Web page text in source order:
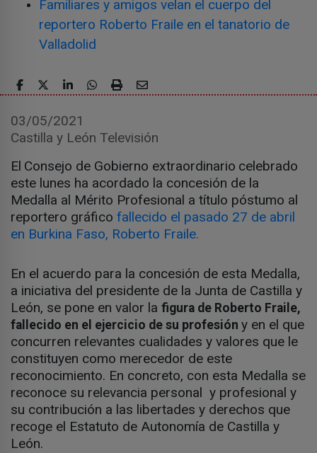
Familiares y amigos velan el cuerpo del
reportero Roberto Fraile en el tanatorio de
Valladolid
03/05/2021
Castilla y León Televisión
El Consejo de Gobierno extraordinario celebrado
este lunes ha acordado la concesión de la
Medalla al Mérito Profesional a título póstumo al
reportero gráfico fallecido el pasado 27 de abril
en Burkina Faso, Roberto Fraile.
En el acuerdo para la concesión de esta Medalla,
a iniciativa del presidente de la Junta de Castilla y
León, se pone en valor la figura de Roberto Fraile,
fallecido en el ejercicio de su profesión y en el que
concurren relevantes cualidades y valores que le
constituyen como merecedor de este
reconocimiento. En concreto, con esta Medalla se
reconoce su relevancia personal y profesional y
su contribución a las libertades y derechos que
recoge el Estatuto de Autonomía de Castilla y
León.